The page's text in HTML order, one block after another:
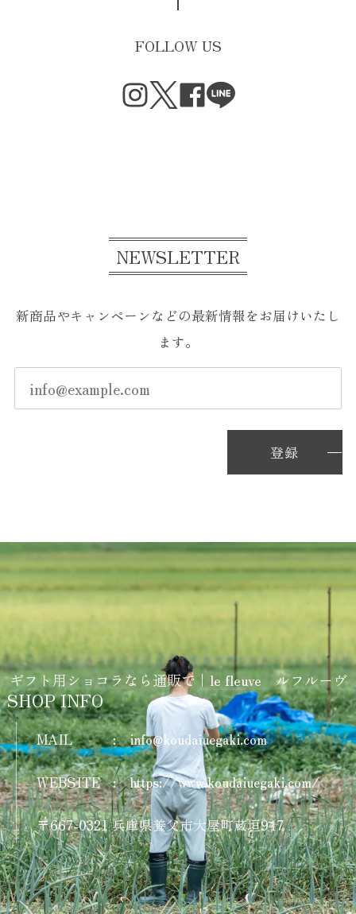
FOLLOW US
NEWSLETTER
新商品やキャンペーンなどの最新情報をお届けいたし
ます。
登録
ギフト用ショコラなら通販で｜le fleuve ルフルーヴ
SHOP INFO
MAIL : info@koudaiuegaki.com
WEBSITE : https://www.koudaiuegaki.com/
〒667-0321 兵庫県養父市大屋町蔵垣947